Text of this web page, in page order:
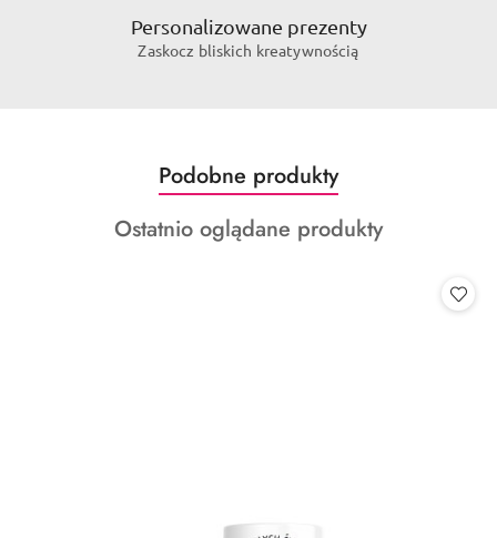
Personalizowane prezenty
Zaskocz bliskich kreatywnością
Pomiń karuzelę produktów
Produkty
o
statusie:
Podobne produkty
Produkty
Ostatnio oglądane produkty